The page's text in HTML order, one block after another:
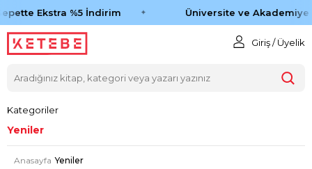
Ekstra %5 İndirim Üniversite ve Akademiye
Giriş / Üyelik
Kategoriler
Yeniler
Anasayfa Yeniler